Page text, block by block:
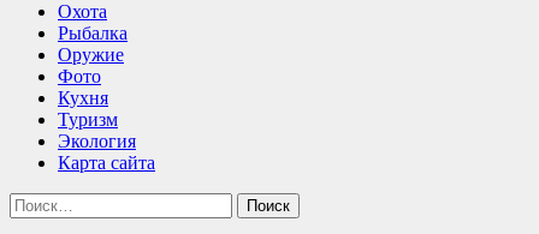
Охота
Рыбалка
Оружие
Фото
Кухня
Туризм
Экология
Карта сайта
Найти: